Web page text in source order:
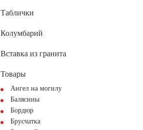
Таблички
Колумбарий
Вставка из гранита
Товары
Ангел на могилу
Балясины
Бордюр
Брусчатка